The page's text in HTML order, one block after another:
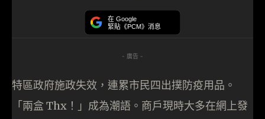
在 Google
緊貼《PCM》消息
- 廣告 -
特區政府施政失效，連累市民四出撲防疫用品。
「兩盒 Thx！」成為潮語。商戶現時大多在網上發